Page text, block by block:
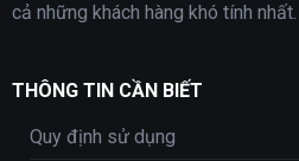
cả những khách hàng khó tính nhất.
THÔNG TIN CẦN BIẾT
Quy định sử dụng